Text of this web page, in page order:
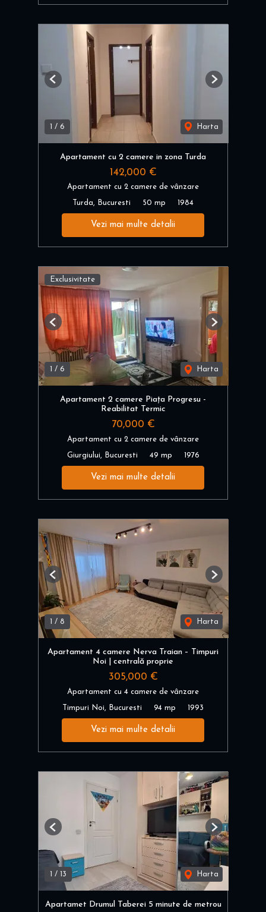
1 / 6 Harta
Previous Next
Apartament cu 2 camere in zona Turda
142,000 €
Apartament cu 2 camere de vânzare
Turda, Bucuresti 50 mp 1984
Vezi mai multe detalii
Exclusivitate
/ 6 Harta
Previous Next
Apartament 2 camere Piața Progresu -
Reabilitat Termic
70,000 €
Apartament cu 2 camere de vânzare
Giurgiului, Bucuresti 49 mp 1976
Vezi mai multe detalii
/ 8 Harta
Previous Next
Apartament 4 camere Nerva Traian – Timpuri
Noi | centrală proprie
305,000 €
Apartament cu 4 camere de vânzare
Timpuri Noi, Bucuresti 94 mp 1993
Vezi mai multe detalii
1 / 13 Harta
Previous Next
Apartamet Drumul Taberei 5 minute de metrou